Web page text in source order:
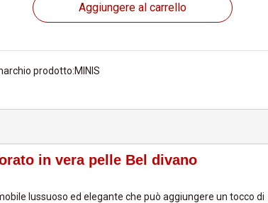
Aggiungere al carrello
prodotto:MINIS
in vera pelle Bel divano
lussuoso ed elegante che può aggiungere un tocco di